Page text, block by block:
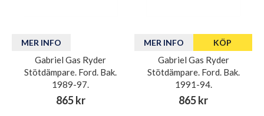
MER INFO
Gabriel Gas Ryder
Stötdämpare. Ford. Bak.
1989-97.
865 kr
MER INFO KÖP
Gabriel Gas Ryder
Stötdämpare. Ford. Bak.
1991-94.
865 kr